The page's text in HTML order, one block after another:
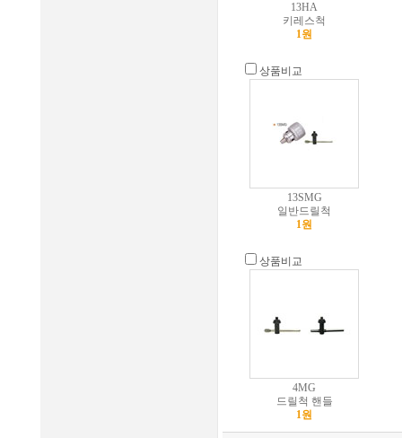
13HA
키레스척
1원
상품비교
13SMG
일반드릴척
1원
상품비교
4MG
드릴척 핸들
1원